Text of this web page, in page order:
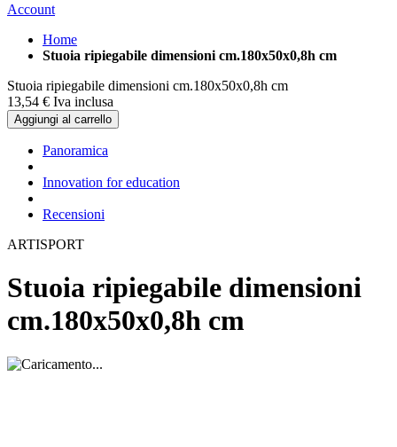
Account
Home
Stuoia ripiegabile dimensioni cm.180x50x0,8h cm
Stuoia ripiegabile dimensioni cm.180x50x0,8h cm
13,54 € Iva inclusa
Aggiungi al carrello
Panoramica
Innovation for education
Recensioni
ARTISPORT
Stuoia ripiegabile dimensioni
cm.180x50x0,8h cm